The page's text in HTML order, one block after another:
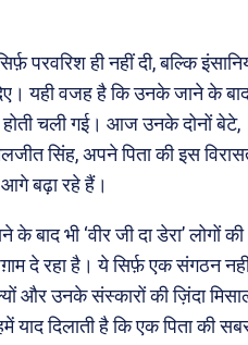
परवरिश ही नहीं दी, बल्कि
यही वजह है कि उनके जाने के
चली गई। आज उनके दोनों बेटे,
सिंह, अपने पिता की इस
बढ़ा रहे हैं।
बाद भी ‘वीर जी दा डेरा’ लोगों की
दे रहा है। ये सिर्फ़ एक संगठन
और उनके संस्कारों की ज़िंदा
याद दिलाती है कि एक पिता की